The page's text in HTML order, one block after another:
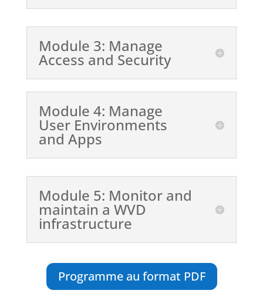
Module 3: Manage
Access and Security
Module 4: Manage
User Environments
and Apps
Module 5: Monitor and
maintain a WVD
infrastructure
Programme au format PDF